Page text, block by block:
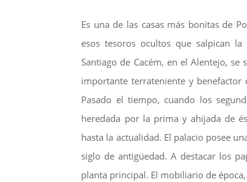
Es una de las casas más bonitas de
esos tesoros ocultos que salpican
Santiago de Cacém, en el Alentejo,
importante terrateniente y benefactor
Pasado el tiempo, cuando los
heredada por la prima y ahijada de
hasta la actualidad. El palacio posee
siglo de antigüedad. A destacar los
planta principal. El mobiliario de